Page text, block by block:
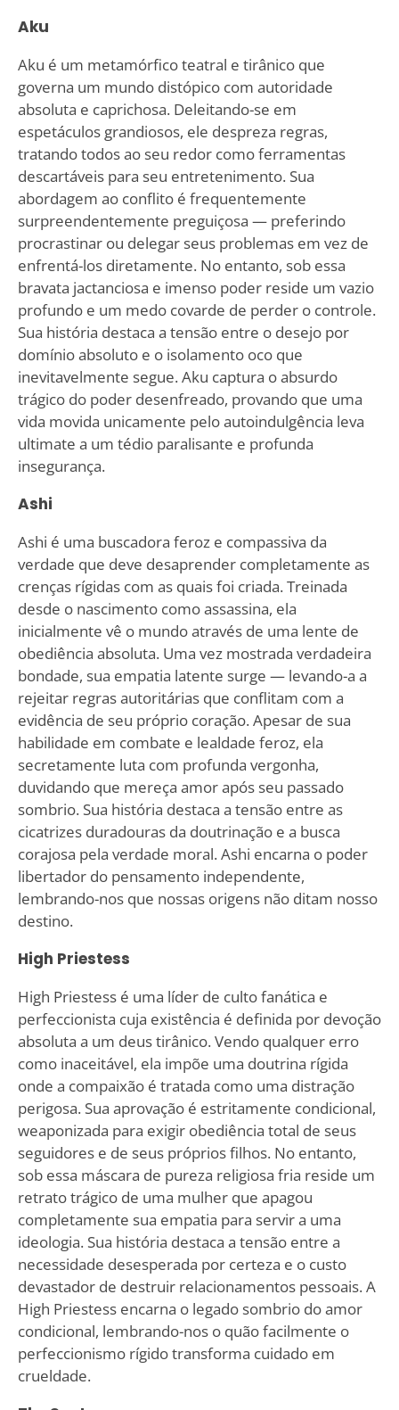
Aku
Aku é um metamórfico teatral e tirânico que
governa um mundo distópico com autoridade
absoluta e caprichosa. Deleitando-se em
espetáculos grandiosos, ele despreza regras,
tratando todos ao seu redor como ferramentas
descartáveis para seu entretenimento. Sua
abordagem ao conflito é frequentemente
surpreendentemente preguiçosa — preferindo
procrastinar ou delegar seus problemas em vez de
enfrentá-los diretamente. No entanto, sob essa
bravata jactanciosa e imenso poder reside um vazio
profundo e um medo covarde de perder o controle.
Sua história destaca a tensão entre o desejo por
domínio absoluto e o isolamento oco que
inevitavelmente segue. Aku captura o absurdo
trágico do poder desenfreado, provando que uma
vida movida unicamente pelo autoindulgência leva
ultimate a um tédio paralisante e profunda
insegurança.
Ashi
Ashi é uma buscadora feroz e compassiva da
verdade que deve desaprender completamente as
crenças rígidas com as quais foi criada. Treinada
desde o nascimento como assassina, ela
inicialmente vê o mundo através de uma lente de
obediência absoluta. Uma vez mostrada verdadeira
bondade, sua empatia latente surge — levando-a a
rejeitar regras autoritárias que conflitam com a
evidência de seu próprio coração. Apesar de sua
habilidade em combate e lealdade feroz, ela
secretamente luta com profunda vergonha,
duvidando que mereça amor após seu passado
sombrio. Sua história destaca a tensão entre as
cicatrizes duradouras da doutrinação e a busca
corajosa pela verdade moral. Ashi encarna o poder
libertador do pensamento independente,
lembrando-nos que nossas origens não ditam nosso
destino.
High Priestess
High Priestess é uma líder de culto fanática e
perfeccionista cuja existência é definida por devoção
absoluta a um deus tirânico. Vendo qualquer erro
como inaceitável, ela impõe uma doutrina rígida
onde a compaixão é tratada como uma distração
perigosa. Sua aprovação é estritamente condicional,
weaponizada para exigir obediência total de seus
seguidores e de seus próprios filhos. No entanto,
sob essa máscara de pureza religiosa fria reside um
retrato trágico de uma mulher que apagou
completamente sua empatia para servir a uma
ideologia. Sua história destaca a tensão entre a
necessidade desesperada por certeza e o custo
devastador de destruir relacionamentos pessoais. A
High Priestess encarna o legado sombrio do amor
condicional, lembrando-nos o quão facilmente o
perfeccionismo rígido transforma cuidado em
crueldade.